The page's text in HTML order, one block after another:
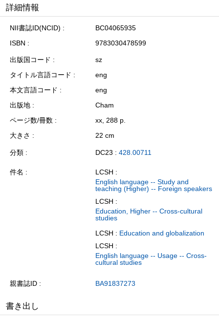
詳細情報
NII書誌ID(NCID)
BC04065935
ISBN
9783030478599
出版国コード
sz
タイトル言語コード
eng
本文言語コード
eng
出版地
Cham
ページ数/冊数
xx, 288 p.
大きさ
22 cm
分類 DC23 : 428.00711
件名
LCSH :
English language -- Study and
teaching (Higher) -- Foreign speakers
LCSH :
Education, Higher -- Cross-cultural
studies
LCSH : Education and globalization
LCSH :
English language -- Usage -- Cross-
cultural studies
親書誌ID BA91837273
書き出し